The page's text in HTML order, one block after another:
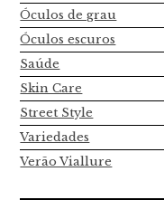
Óculos de grau
Óculos escuros
Saúde
Skin Care
Street Style
Variedades
Verão Viallure